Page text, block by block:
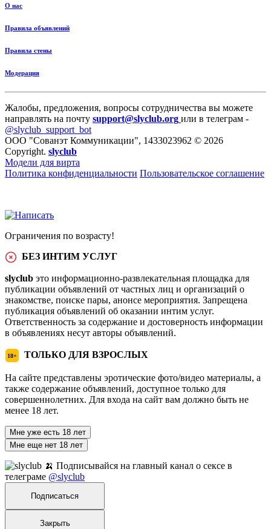
О нас
Правила объявлений
Правила стены
Модерация
Жалобы, предложения, вопросы сотрудничества вы можете
направлять на почту support@slyclub.org или в телеграм -
@slyclub_support_bot
ООО "Сованэт Коммуникации", 1433023962 © 2026
Copyright. slyclub
Модели для вирта
Политика конфиденциальности Пользовательское соглашение
Ограничения по возрасту!
БЕЗ ИНТИМ УСЛУГ
slyclub это информационно-развлекательная площадка для
публикации объявлений от частных лиц и организаций о
знакомстве, поиске пары, анонсе мероприятия. Запрещена
публикация объявлений об оказании интим услуг.
Ответственность за содержание и достоверность информации
в объявлениях несут авторы объявлений.
18+ ТОЛЬКО ДЛЯ ВЗРОСЛЫХ
На сайте представлены эротические фото/видео материалы, а
также содержание объявлений, доступное только для
совершеннолетних. Для входа на сайт вам должно быть не
менее 18 лет.
Мне уже есть 18 лет
Мне еще нет 18 лет
🍌 Подписывайся на главный канал о сексе в
телеграме @slyclub
Подписаться
Закрыть